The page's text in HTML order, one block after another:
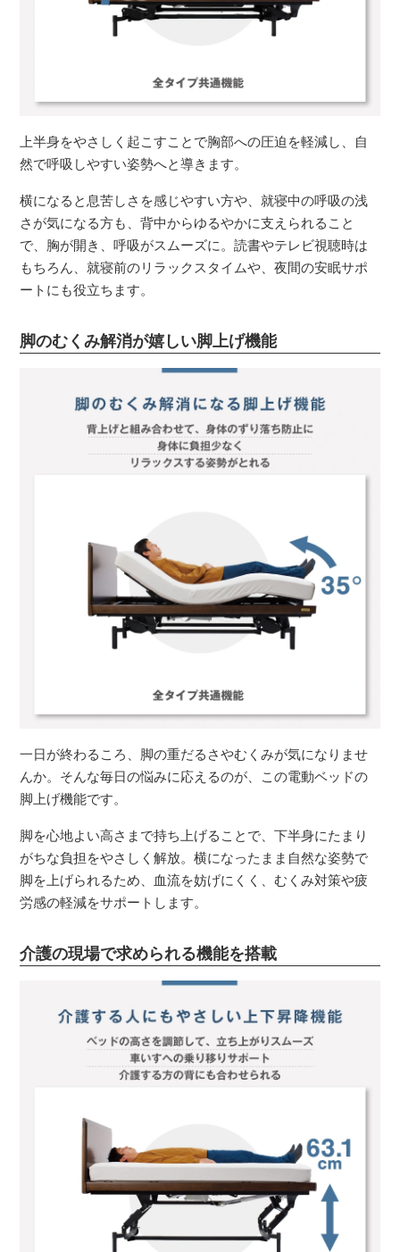
上半身をやさしく起こすことで胸部への圧迫を軽減し、自
然で呼吸しやすい姿勢へと導きます。
横になると息苦しさを感じやすい方や、就寝中の呼吸の浅
さが気になる方も、背中からゆるやかに支えられること
で、胸が開き、呼吸がスムーズに。読書やテレビ視聴時は
もちろん、就寝前のリラックスタイムや、夜間の安眠サポ
ートにも役立ちます。
脚のむくみ解消が嬉しい脚上げ機能
一日が終わるころ、脚の重だるさやむくみが気になりませ
んか。そんな毎日の悩みに応えるのが、この電動ベッドの
脚上げ機能です。
脚を心地よい高さまで持ち上げることで、下半身にたまり
がちな負担をやさしく解放。横になったまま自然な姿勢で
脚を上げられるため、血流を妨げにくく、むくみ対策や疲
労感の軽減をサポートします。
介護の現場で求められる機能を搭載